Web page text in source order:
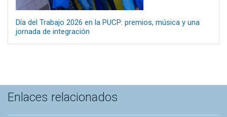
Día del Trabajo 2026 en la PUCP: premios, música y una
jornada de integración
Enlaces relacionados